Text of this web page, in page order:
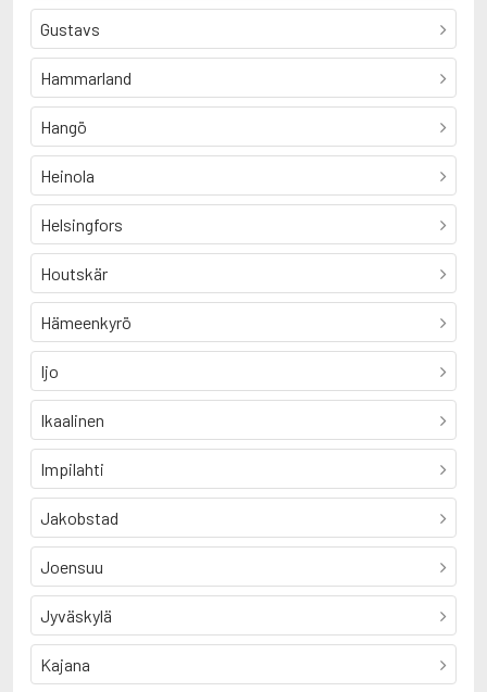
Gustavs
Hammarland
Hangö
Heinola
Helsingfors
Houtskär
Hämeenkyrö
Ijo
Ikaalinen
Impilahti
Jakobstad
Joensuu
Jyväskylä
Kajana